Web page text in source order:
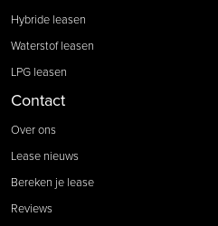
Hybride leasen
Waterstof leasen
LPG leasen
Contact
Over ons
Lease nieuws
Bereken je lease
Reviews